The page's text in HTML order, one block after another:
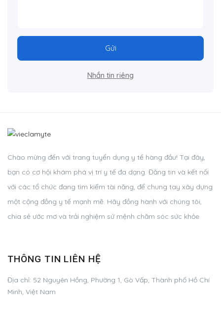
Gửi
Nhắn tin riêng
Chào mừng đến với trang tuyển dụng y tế hàng đầu! Tại đây,
bạn có cơ hội khám phá vị trí y tế đa dạng. Đăng tin và kết nối
với các tổ chức đang tìm kiếm tài năng, để chung tay xây dựng
một cộng đồng y tế mạnh mẽ. Hãy đồng hành với chúng tôi,
chia sẻ ước mơ và trải nghiệm sứ mệnh chăm sóc sức khỏe
THÔNG TIN LIÊN HỆ
Địa chỉ: 52 Nguyên Hồng, Phường 1, Gò Vấp, Thành phố Hồ Chí
Minh, Việt Nam